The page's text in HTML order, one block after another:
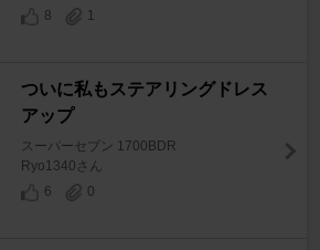
8
1
ついに私もステアリングドレス
アップ
スーパーセブン 1700BDR
Ryo1340さん
6
0